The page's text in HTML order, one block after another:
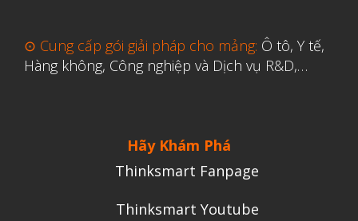
⊙ Cung cấp gói giải pháp cho mảng: Ô tô, Y tế,
Hàng không, Công nghiệp và Dịch vụ R&D,…
Hãy Khám Phá
Thinksmart Fanpage
Thinksmart Youtube